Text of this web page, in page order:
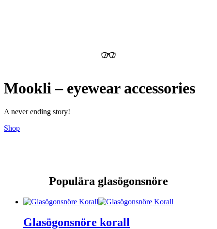
Mookli – eyewear accessories
A never ending story!
Shop
Populära glasögonsnöre
Glasögonsnöre korall